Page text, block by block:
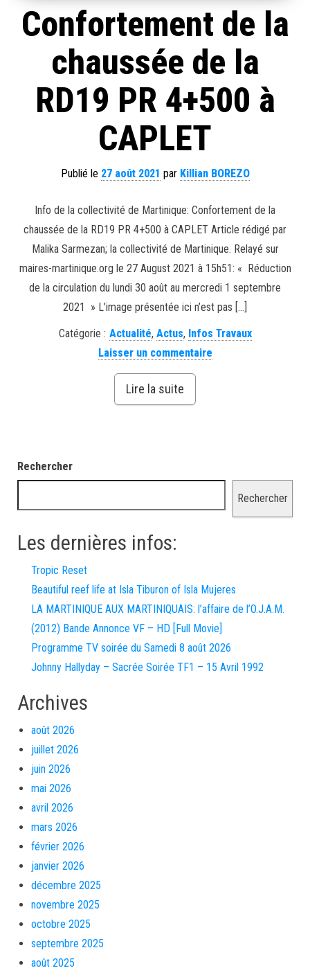
Confortement de la
chaussée de la
RD19 PR 4+500 à
CAPLET
Publié le 27 août 2021 par Killian BOREZO
Info de la collectivité de Martinique: Confortement de la
chaussée de la RD19 PR 4+500 à CAPLET Article rédigé par
Malika Sarmezan; la collectivité de Martinique. Relayé sur
maires-martinique.org le 27 August 2021 à 15h51: « Réduction
de la circulation du lundi 30 août au mercredi 1 septembre
2021 » L’image présentée ici n’est pas […]
Catégorie : Actualité, Actus, Infos Travaux
Laisser un commentaire
Lire la suite
Rechercher
Rechercher
Les dernières infos:
Tropic Reset
Beautiful reef life at Isla Tiburon of Isla Mujeres
LA MARTINIQUE AUX MARTINIQUAIS: l’affaire de l’O.J.A.M.
(2012) Bande Annonce VF – HD [Full Movie]
Programme TV soirée du Samedi 8 août 2026
Johnny Hallyday – Sacrée Soirée TF1 – 15 Avril 1992
Archives
août 2026
juillet 2026
juin 2026
mai 2026
avril 2026
mars 2026
février 2026
janvier 2026
décembre 2025
novembre 2025
octobre 2025
septembre 2025
août 2025